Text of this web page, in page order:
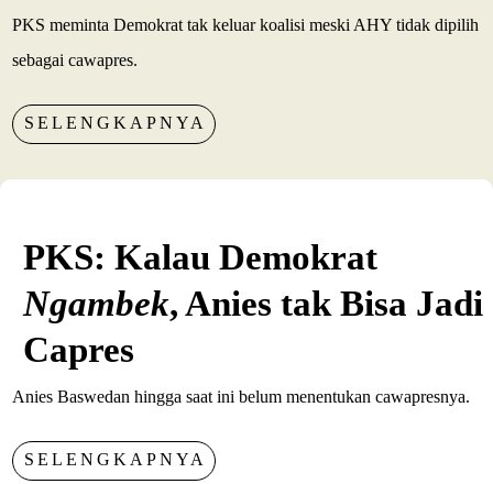
PKS meminta Demokrat tak keluar koalisi meski AHY tidak dipilih
sebagai cawapres.
SELENGKAPNYA
PKS: Kalau Demokrat
Ngambek, Anies tak Bisa Jadi
Capres
Anies Baswedan hingga saat ini belum menentukan cawapresnya.
SELENGKAPNYA